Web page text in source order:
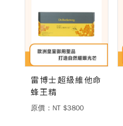
雷博士超級維他命
蜂王精
原價：NT $3800
登入